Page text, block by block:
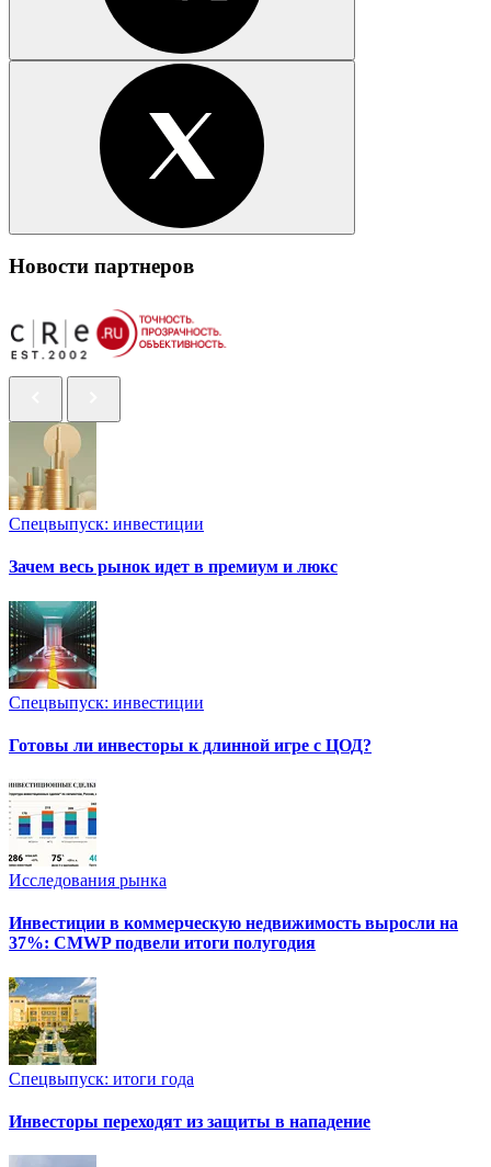
Новости партнеров
Спецвыпуск: инвестиции
Зачем весь рынок идет в премиум и люкс
Спецвыпуск: инвестиции
Готовы ли инвесторы к длинной игре с ЦОД?
Исследования рынка
Инвестиции в коммерческую недвижимость выросли на
37%: CMWP подвели итоги полугодия
Спецвыпуск: итоги года
Инвесторы переходят из защиты в нападение